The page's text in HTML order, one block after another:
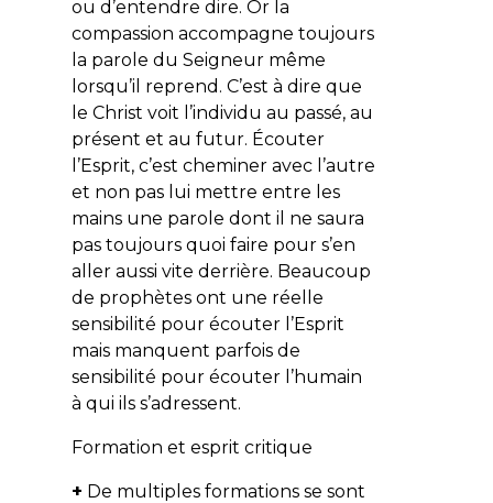
ou d’entendre dire. Or la
compassion accompagne toujours
la parole du Seigneur même
lorsqu’il reprend. C’est à dire que
le Christ voit l’individu au passé, au
présent et au futur. Écouter
l’Esprit, c’est cheminer avec l’autre
et non pas lui mettre entre les
mains une parole dont il ne saura
pas toujours quoi faire pour s’en
aller aussi vite derrière. Beaucoup
de prophètes ont une réelle
sensibilité pour écouter l’Esprit
mais manquent parfois de
sensibilité pour écouter l’humain
à qui ils s’adressent.
Formation et esprit critique
+ De multiples formations se sont